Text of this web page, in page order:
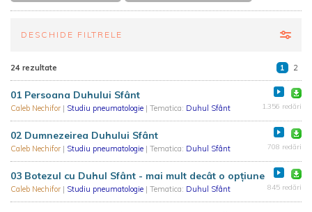
DESCHIDE FILTRELE
24 rezultate 1 2
01 Persoana Duhului Sfânt
Caleb Nechifor | Studiu pneumatologie | Tematica: Duhul Sfânt 1.356 redări
02 Dumnezeirea Duhului Sfânt
Caleb Nechifor | Studiu pneumatologie | Tematica: Duhul Sfânt 708 redări
03 Botezul cu Duhul Sfânt - mai mult decât o opțiune
Caleb Nechifor | Studiu pneumatologie | Tematica: Duhul Sfânt 845 redări